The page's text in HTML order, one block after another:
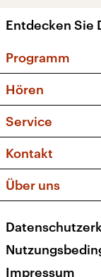
Entdecken Sie
Programm
Musikliste
Kakadu –
Hören
Service
FAQ
Apps
Newsletter
Kontakt
Social
Über uns
Presse
Karriere
Impressum